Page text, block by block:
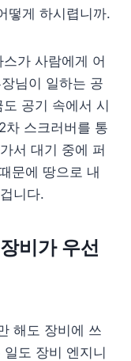
떻게 하시렵니까.
가 사람에게 어
님이 일하는 공
공기 속에서 시
차 스크러버를 통
서 대기 중에 퍼
문에 땅으로 내
니다.
비가 우선
해도 장비에 쓰
도 장비 엔지니